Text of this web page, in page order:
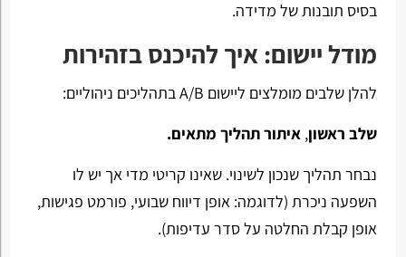
בסיס תובנות של מדידה.
מודל יישום: איך להיכנס בזהירות
להלן שלבים מומלצים ליישום A/B בתהליכים ניהוליים:
שלב ראשון, איתור תהליך מתאים.
נבחר תהליך שנכון לשינוי. שאינו קריטי מדי אך יש לו
השפעה ניכרת (לדוגמה: אופן דיווח שבועי, פורמט פגישות,
אופן קבלת החלטה על סדר עדיפות).